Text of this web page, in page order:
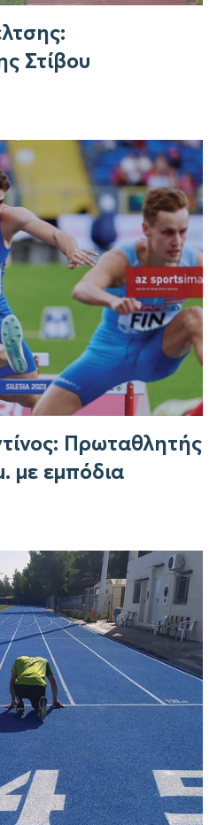
Στίβου
Πρωταθλητής
με εμπόδια